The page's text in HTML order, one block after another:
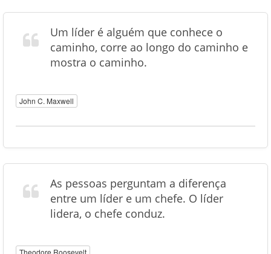
Um líder é alguém que conhece o
caminho, corre ao longo do caminho e
mostra o caminho.
John C. Maxwell
As pessoas perguntam a diferença
entre um líder e um chefe. O líder
lidera, o chefe conduz.
Theodore Roosevelt